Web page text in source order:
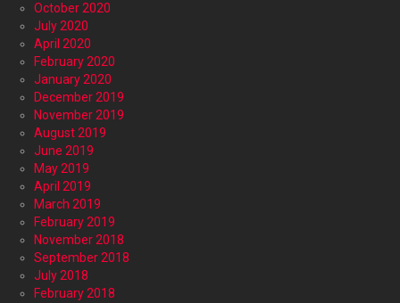
October 2020
July 2020
April 2020
February 2020
January 2020
December 2019
November 2019
August 2019
June 2019
May 2019
April 2019
March 2019
February 2019
November 2018
September 2018
July 2018
February 2018